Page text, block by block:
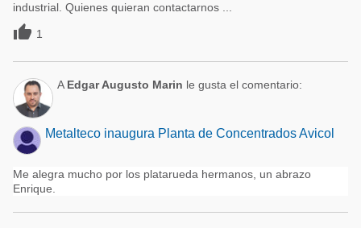
industrial. Quienes quieran contactarnos ...
 1
A Edgar Augusto Marin le gusta el comentario:
Metalteco inaugura Planta de Concentrados Avicol
Me alegra mucho por los platarueda hermanos, un abrazo
Enrique.